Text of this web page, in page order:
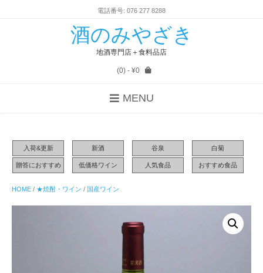
電話番号: 076 277 8288
酒のみやざき
地酒専門店＋食料品店
(0)- ¥0
MENU
入荷&更新 新酒 谷泉 白菊
贈答におすすめ 低価格ワイン 人気食品 おすすめ食品
HOME / ★焼酎・ワイン / 国産ワイン